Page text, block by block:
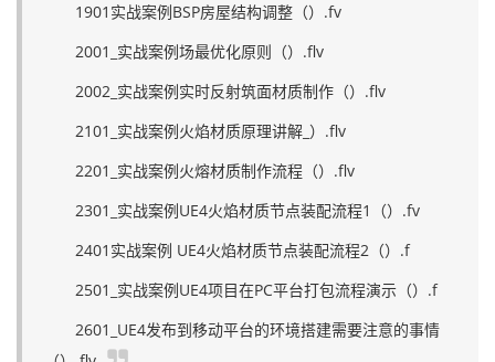
1901实战案例BSP房屋结构调整（）.fv
2001_实战案例场最优化原则（）.flv
2002_实战案例实时反射筑面材质制作（）.flv
2101_实战案例火焰材质原理讲解_）.flv
2201_实战案例火熔材质制作流程（）.flv
2301_实战案例UE4火焰材质节点装配流程1（）.fv
2401实战案例 UE4火焰材质节点装配流程2（）.f
2501_实战案例UE4项目在PC平台打包流程演示（）.f
2601_UE4发布到移动平台的环境搭建需要注意的事情